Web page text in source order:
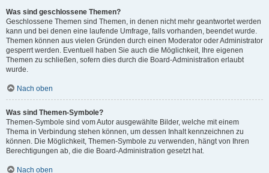
Was sind geschlossene Themen?
Geschlossene Themen sind Themen, in denen nicht mehr geantwortet werden
kann und bei denen eine laufende Umfrage, falls vorhanden, beendet wurde.
Themen können aus vielen Gründen durch einen Moderator oder Administrator
gesperrt werden. Eventuell haben Sie auch die Möglichkeit, Ihre eigenen
Themen zu schließen, sofern dies durch die Board-Administration erlaubt
wurde.
Nach oben
Was sind Themen-Symbole?
Themen-Symbole sind vom Autor ausgewählte Bilder, welche mit einem
Thema in Verbindung stehen können, um dessen Inhalt kennzeichnen zu
können. Die Möglichkeit, Themen-Symbole zu verwenden, hängt von Ihren
Berechtigungen ab, die die Board-Administration gesetzt hat.
Nach oben